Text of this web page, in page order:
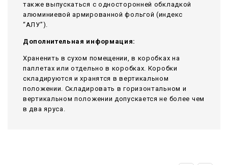
также выпускаться с односторонней обкладкой
алюминиевой армированной фольгой (индекс
“АЛУ”).
Дополнительная информация:
Храненить в сухом помещении, в коробках на
паллетах или отдельно в коробках. Коробки
складируются и хранятся в вертикальном
положении. Складировать в горизонтальном и
вертикальном положении допускается не более чем
в два яруса.